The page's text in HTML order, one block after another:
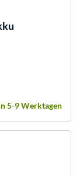
5-9 Werktagen